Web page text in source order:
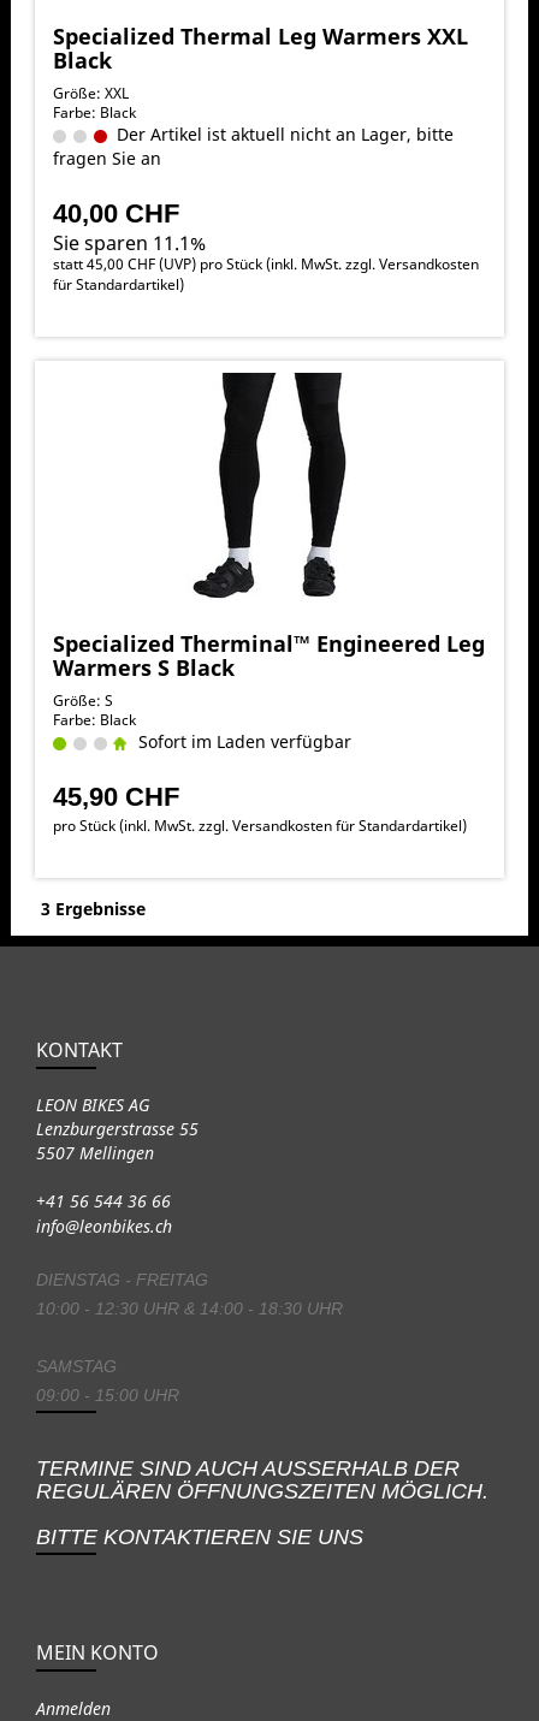
Specialized Thermal Leg Warmers XXL
Black
Größe: XXL
Farbe: Black
Der Artikel ist aktuell nicht an Lager, bitte
fragen Sie an
40,00 CHF
Sie sparen 11.1%
statt45,00 CHF(UVP) pro Stück (inkl. MwSt. zzgl.Versandkosten
für Standardartikel)
Specialized Therminal™ Engineered Leg
Warmers S Black
Größe: S
Farbe: Black
Sofort im Laden verfügbar
45,90 CHF
pro Stück (inkl. MwSt. zzgl.Versandkosten für Standardartikel)
3 Ergebnisse
KONTAKT
LEON BIKES AG
Lenzburgerstrasse 55
5507 Mellingen
+41 56 544 36 66
info@leonbikes.ch
DIENSTAG - FREITAG
10:00 - 12:30 UHR & 14:00 - 18:30 UHR
SAMSTAG
09:00 - 15:00 UHR
TERMINE SIND AUCH AUSSERHALB DER
REGULÄREN ÖFFNUNGSZEITEN MÖGLICH.
BITTE KONTAKTIEREN SIE UNS
MEIN KONTO
Anmelden